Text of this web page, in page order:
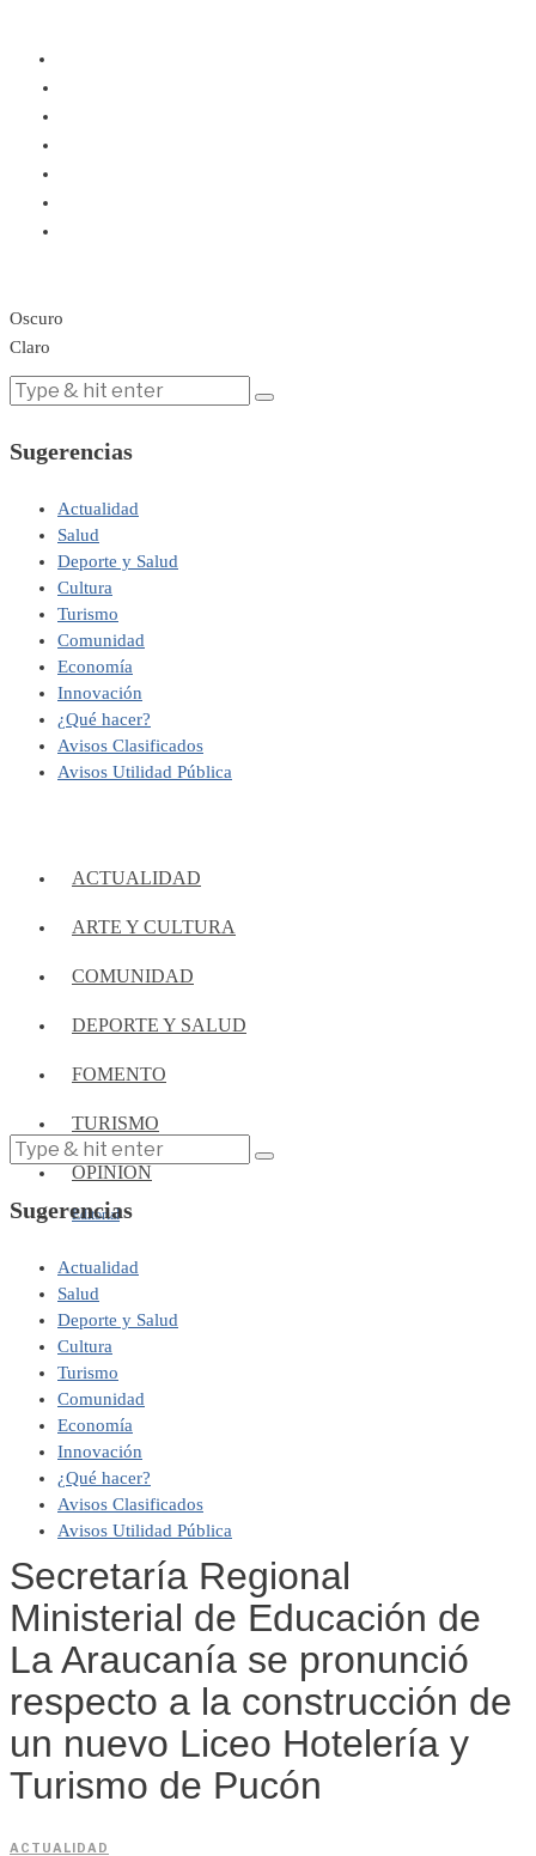
Oscuro
Claro
Sugerencias
Actualidad
Salud
Deporte y Salud
Cultura
Turismo
Comunidad
Economía
Innovación
¿Qué hacer?
Avisos Clasificados
Avisos Utilidad Pública
ACTUALIDAD
ARTE Y CULTURA
COMUNIDAD
DEPORTE Y SALUD
FOMENTO
TURISMO
OPINIÓN
Editorial
Sugerencias
Actualidad
Salud
Deporte y Salud
Cultura
Turismo
Comunidad
Economía
Innovación
¿Qué hacer?
Avisos Clasificados
Avisos Utilidad Pública
Secretaría Regional
Ministerial de Educación de
La Araucanía se pronunció
respecto a la construcción de
un nuevo Liceo Hotelería y
Turismo de Pucón
ACTUALIDAD